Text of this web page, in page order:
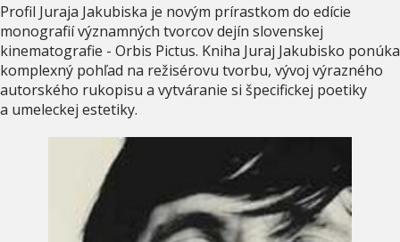
Profil Juraja Jakubiska je novým prírastkom do edície
monografií významných tvorcov dejín slovenskej
kinematografie - Orbis Pictus. Kniha Juraj Jakubisko ponúka
komplexný pohľad na režisérovu tvorbu, vývoj výrazného
autorského rukopisu a vytváranie si špecifickej poetiky
a umeleckej estetiky.